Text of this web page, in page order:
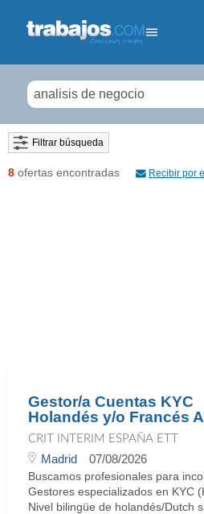
Filtrar búsqueda
8 ofertas encontradas Recibir por
Gestor/a Cuentas KYC
Holandés y/o Francés
CRIT INTERIM ESPAÑA ETT
Madrid 07/08/2026
Buscamos profesionales para
Gestores especializados en KYC
Nivel bilingüe de holandés/Dutch